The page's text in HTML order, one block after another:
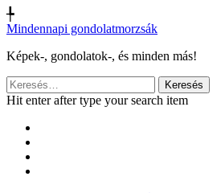
╄
Mindennapi gondolatmorzsák
Képek-, gondolatok-, és minden más!
Keresés:
Hit enter after type your search item